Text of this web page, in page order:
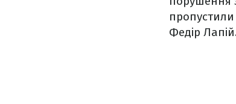
пропустили
Федір